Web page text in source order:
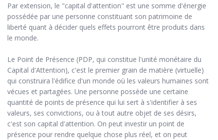
Par extension, le "capital d'attention" est une somme d'énergie
possédée par une personne constituant son patrimoine de
liberté quant à décider quels effets pourront être produits dans
le monde.
Le Point de Présence (PDP, qui constitue l'unité monétaire du
Capital d'Attention), c'est le premier grain de matière (virtuelle)
qui construira l'édifice d'un monde où les valeurs humaines sont
vécues et partagées. Une personne possède une certaine
quantité de points de présence qui lui sert à s'identifier à ses
valeurs, ses convictions, ou à tout autre objet de ses désirs,
c'est son capital d'attention. On peut investir un point de
présence pour rendre quelque chose plus réel, et on peut